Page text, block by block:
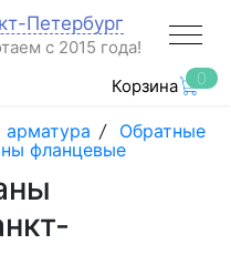
Петербург
с 2015 года!
Корзина 0
арматура / Обратные
фланцевые